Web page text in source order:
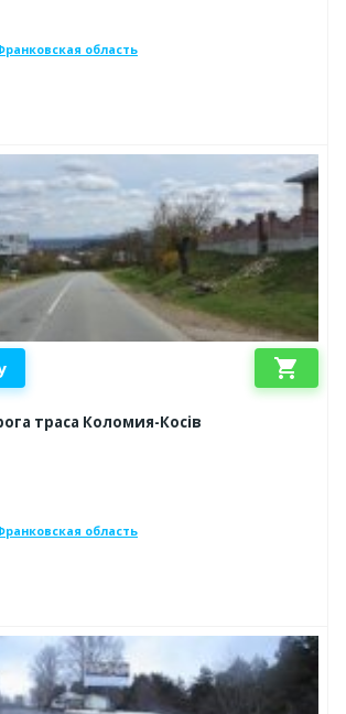
область
shopping_cart
траса Коломия-Косів
область